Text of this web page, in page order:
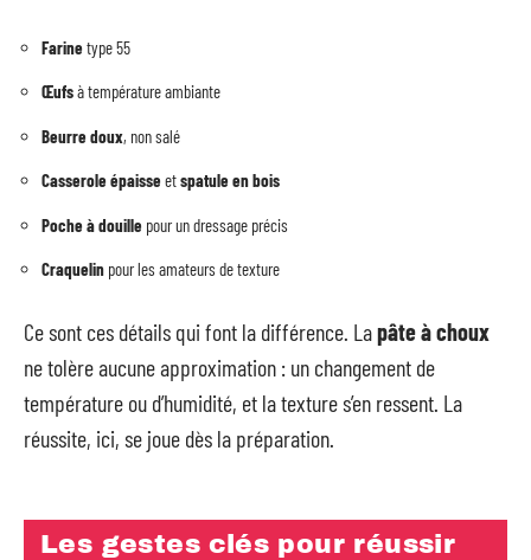
Farinetype 55
Œufsà température ambiante
Beurre doux, non salé
Casserole épaisseetspatule en bois
Poche à douille pour un dressage précis
Craquelin pour les amateurs de texture
Ce sont ces détails qui font la différence. Lapâte à choux
ne tolère aucune approximation : un changement de
température ou d’humidité, et la texture s’en ressent. La
réussite, ici, se joue dès la préparation.
Les gestes clés pour réussir